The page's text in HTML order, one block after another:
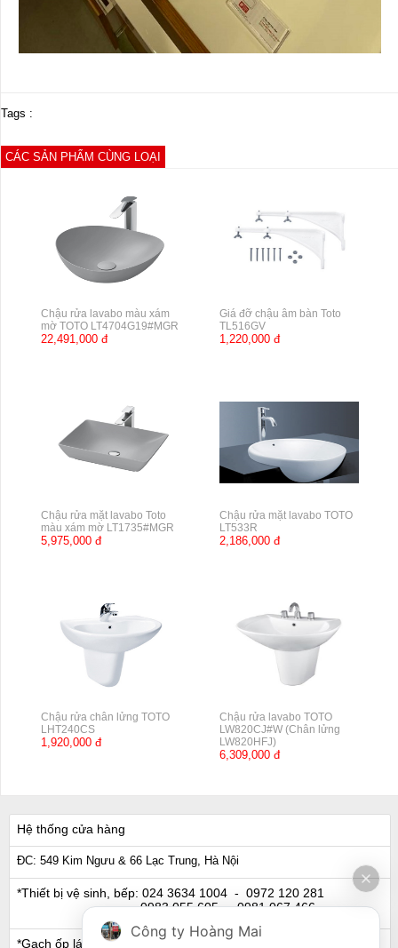
Tags :
CÁC SẢN PHẨM CÙNG LOẠI
Chậu rửa lavabo màu xám
mờ TOTO LT4704G19#MGR
22,491,000 đ
Giá đỡ chậu âm bàn Toto
TL516GV
1,220,000 đ
Chậu rửa mặt lavabo Toto
màu xám mờ LT1735#MGR
5,975,000 đ
Chậu rửa mặt lavabo TOTO
LT533R
2,186,000 đ
Chậu rửa chân lửng TOTO
LHT240CS
1,920,000 đ
Chậu rửa lavabo TOTO
LW820CJ#W (Chân lửng
LW820HFJ)
6,309,000 đ
Hệ thống cửa hàng
ĐC: 549 Kim Ngưu & 66 Lạc Trung, Hà Nội
*Thiết bị vệ sinh, bếp: 024 3634 1004 - 0972 120 281
0983 055 605- 0981 067 466
*Gạch ốp lát, Ngói: 024 3632 0280 - 0911 441 066
Công ty Hoàng Mai